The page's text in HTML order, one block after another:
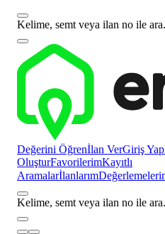
Kelime, semt veya ilan no ile
Değerini Öğrenİlan VerGiriş Yap
OluşturFavorilerimKayıtlı
Aramalarİlanlarım
Kelime, semt veya ilan no ile